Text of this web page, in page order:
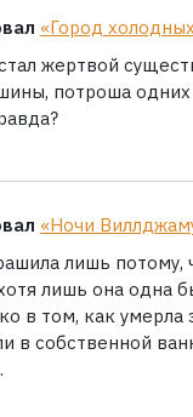
«Город
жертвой
потроша
«Ночи
лишь
лишь она одна
в том, как
в собственной